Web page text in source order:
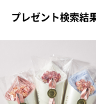
プレゼント検索結